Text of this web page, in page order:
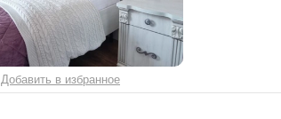
Добавить в избранное